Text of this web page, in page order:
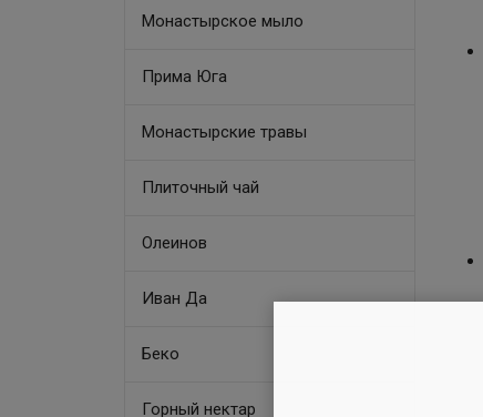
Монастырское мыло
Прима Юга
Монастырские травы
Плиточный чай
Олеинов
Иван Да
Беко
Горный нектар